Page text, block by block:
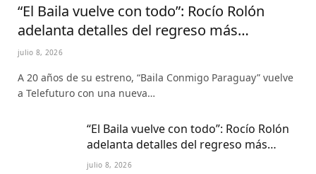
“El Baila vuelve con todo”: Rocío Rolón
adelanta detalles del regreso más
esperado de la televisión paraguaya
julio 8, 2026
A 20 años de su estreno, “Baila Conmigo Paraguay” vuelve
a Telefuturo con una nueva…
“El Baila vuelve con todo”: Rocío Rolón
adelanta detalles del regreso más
esperado de la televisión paraguaya
julio 8, 2026